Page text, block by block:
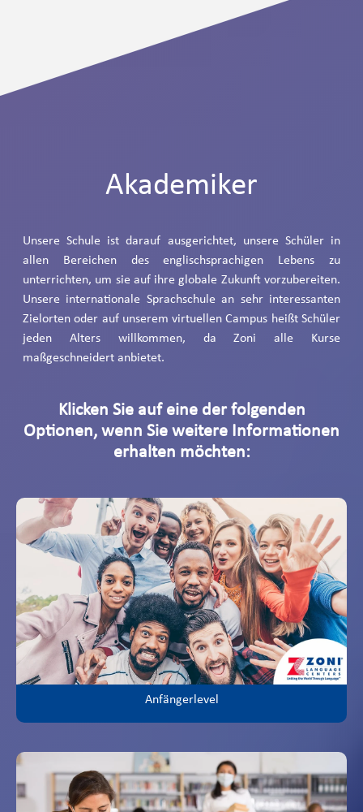
Akademiker
Unsere Schule ist darauf ausgerichtet, unsere Schüler in
allen Bereichen des englischsprachigen Lebens zu
unterrichten, um sie auf ihre globale Zukunft vorzubereiten.
Unsere internationale Sprachschule an sehr interessanten
Zielorten oder auf unserem virtuellen Campus heißt Schüler
jeden Alters willkommen, da Zoni alle Kurse
maßgeschneidert anbietet.
Klicken Sie auf eine der folgenden
Optionen, wenn Sie weitere Informationen
erhalten möchten:
Anfängerlevel